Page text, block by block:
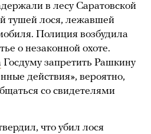
в лесу Саратовской
тушей лося, лежавшей
Полиция возбудила
о незаконной охоте.
Госдуму запретить Рашкину
действия», вероятно,
со свидетелями
что убил лося